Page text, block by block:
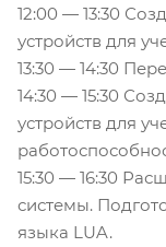
12:00 — 13:30
устройств для
13:30 — 14:30
14:30 — 15:30
устройств для
15:30 — 16:30
системы.
языка LUA.